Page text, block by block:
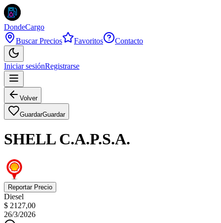
DondeCargo
Buscar Precios
Favoritos Contacto
Iniciar sesiónRegistrarse
Volver
GuardarGuardar
SHELL C.A.P.S.A.
Reportar Precio
Diesel
$ 2127,00
26/3/2026